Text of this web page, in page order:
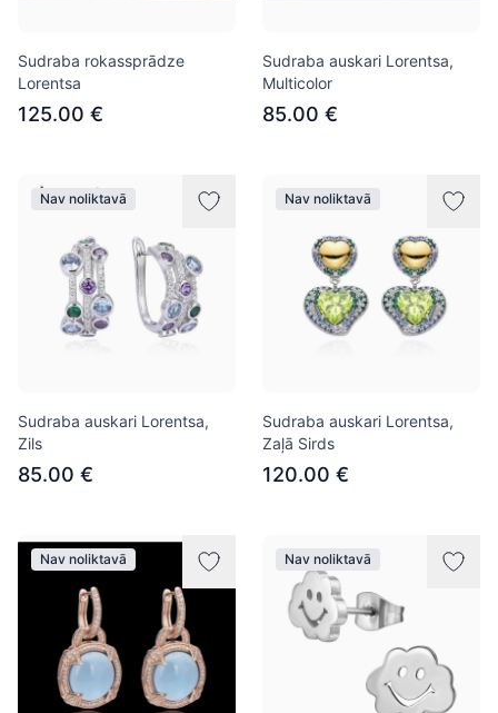
Sudraba rokassprādze
Lorentsa
125.00 €
Sudraba auskari Lorentsa,
Multicolor
85.00 €
Nav noliktavā
Sudraba auskari Lorentsa,
Zils
85.00 €
Nav noliktavā
Sudraba auskari Lorentsa,
Zaļā Sirds
120.00 €
Nav noliktavā Nav noliktavā